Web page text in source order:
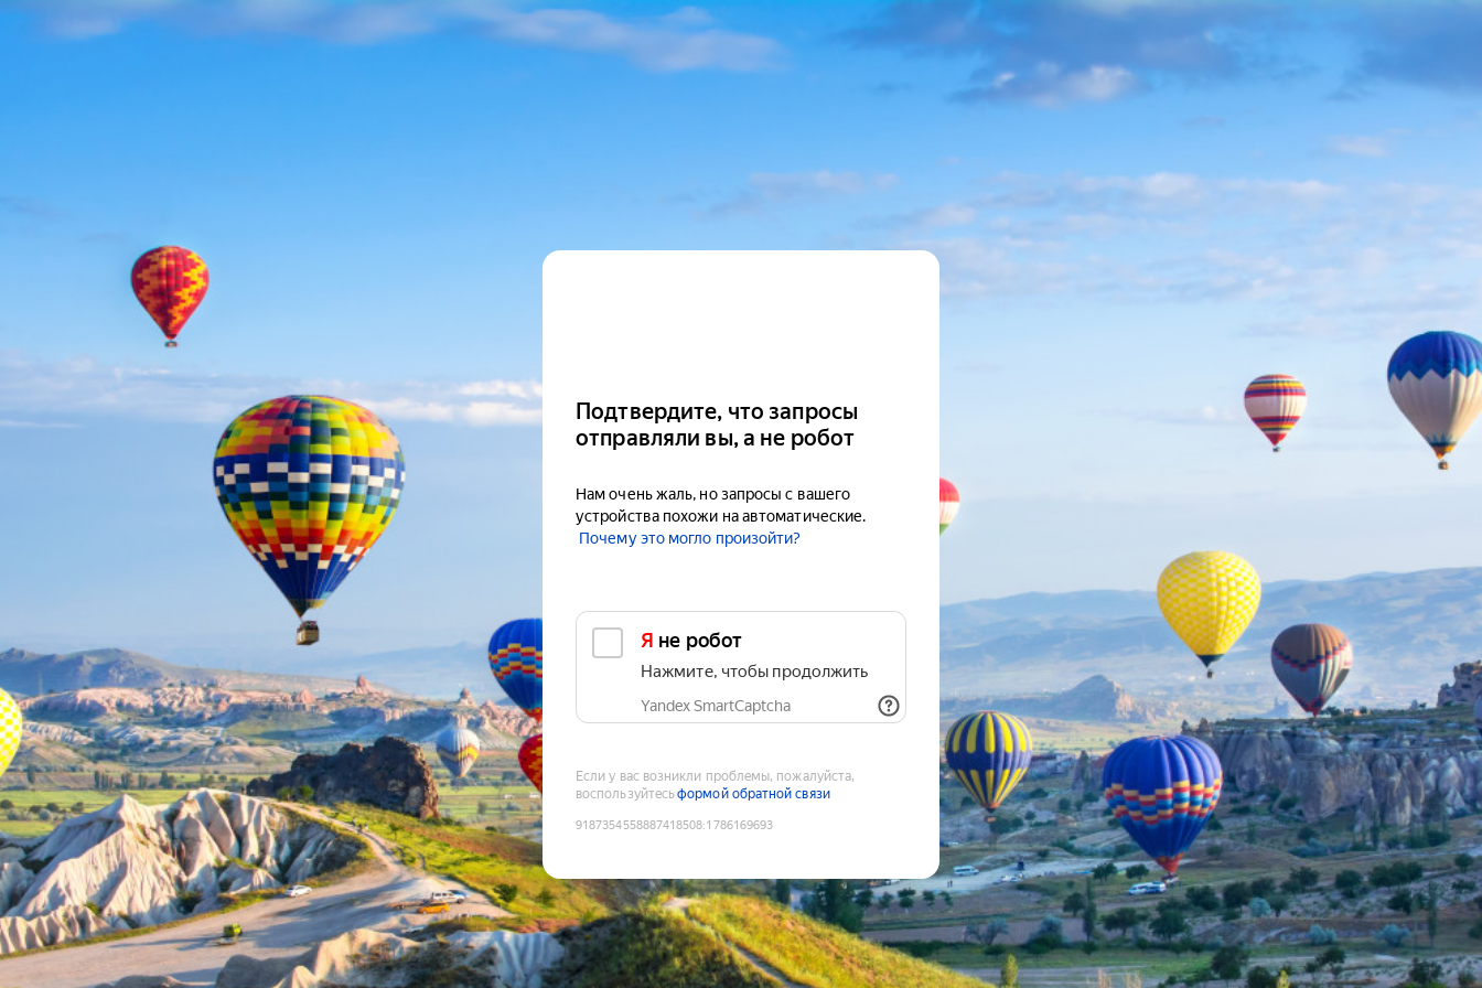
Подтвердите, что запросы
отправляли вы, а не робот
Нам очень жаль, но запросы с вашего
устройства похожи на автоматические.
Почему это могло произойти?
Я не робот
Нажмите, чтобы продолжить
Yandex SmartCaptcha
Если у вас возникли проблемы, пожалуйста,
воспользуйтесьформой обратной связи
9187354558887418508:1786169693